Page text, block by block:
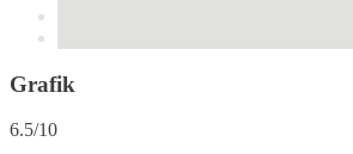
Grafik
6.5/10